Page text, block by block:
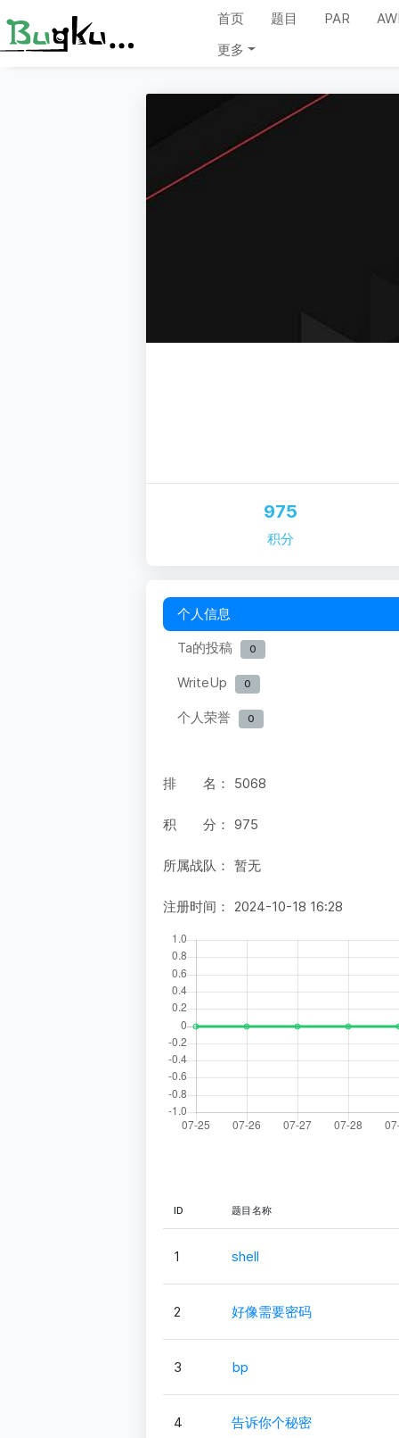
首页 题目 PAR
更多
975
积分
个人信息
Ta的投稿
0
WriteUp 0
个人荣誉 0
排 名： 5068
积 分： 975
所属战队： 暂无
注册时间： 2024-10-18 16:28
ID 题目名称
1 shell
2 好像需要密码
3 bp
4 告诉你个秘密